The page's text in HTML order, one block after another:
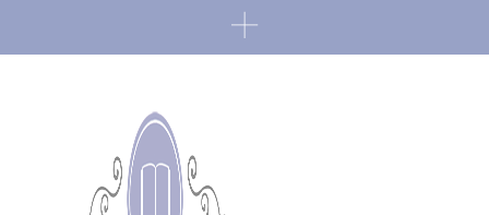
Fin de série 2022
7 janvier 2022 0 Comments